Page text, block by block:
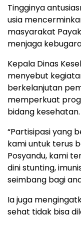
Tingginya
usia
masyarakat
menjaga
Kepala Dinas
menyebut
berkelanjutan
memperkuat
bidang kesehatan.
“Partisipasi yang
kami untuk terus
Posyandu, kami
dini stunting,
seimbang bagi
Ia juga
sehat tidak bisa